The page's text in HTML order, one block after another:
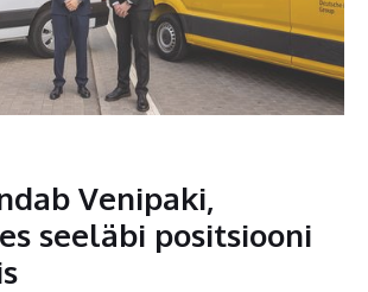
Venipaki,
seeläbi positsiooni